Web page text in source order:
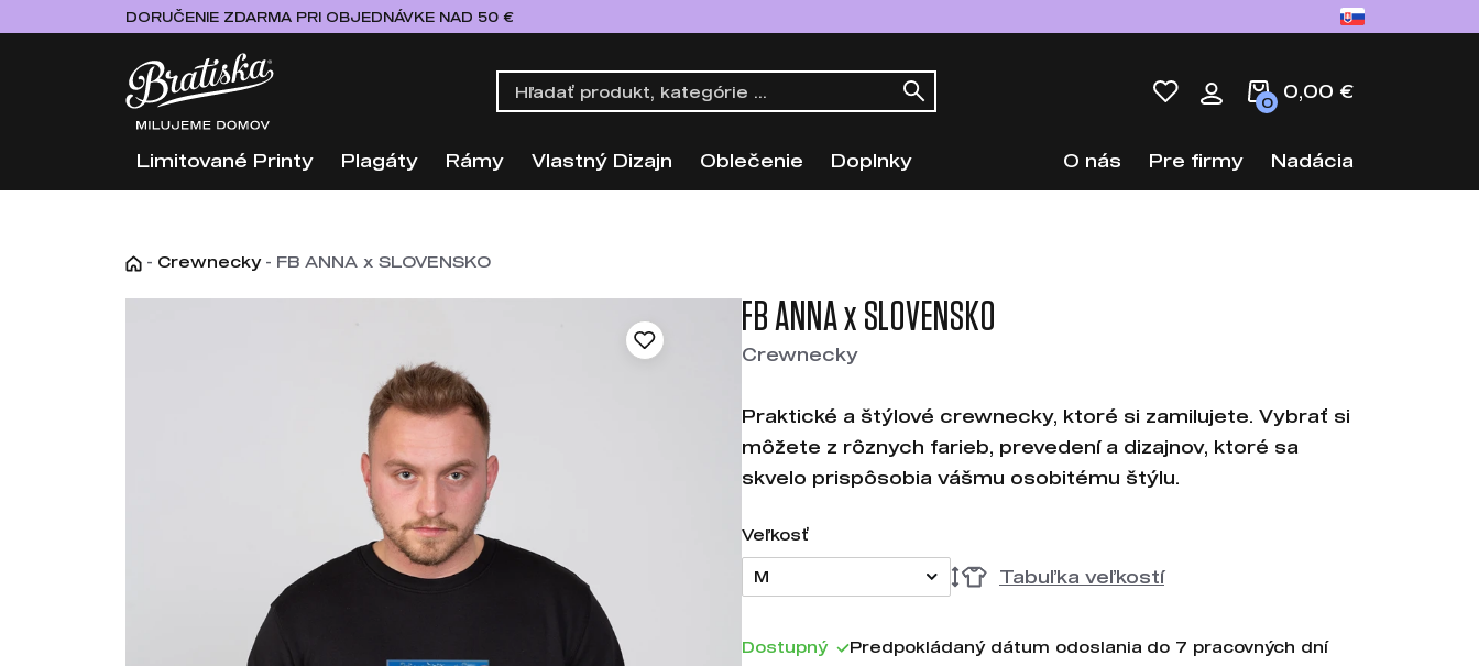
DORUČENIE ZDARMA PRI OBJEDNÁVKE NAD 50 €
0
0,00 €
Limitované Printy Plagáty Rámy Vlastný Dizajn Oblečenie Doplnky O nás Pre firmy Nadácia
- Crewnecky - FB ANNA x SLOVENSKO
FB ANNA x SLOVENSKO
Crewnecky
Praktické a štýlové crewnecky, ktoré si zamilujete. Vybrať si
môžete z rôznych farieb, prevedení a dizajnov, ktoré sa
skvelo prispôsobia vášmu osobitému štýlu.
Veľkosť
M Tabuľka veľkostí
Dostupný Predpokládaný dátum odoslania do 7 pracovných dní